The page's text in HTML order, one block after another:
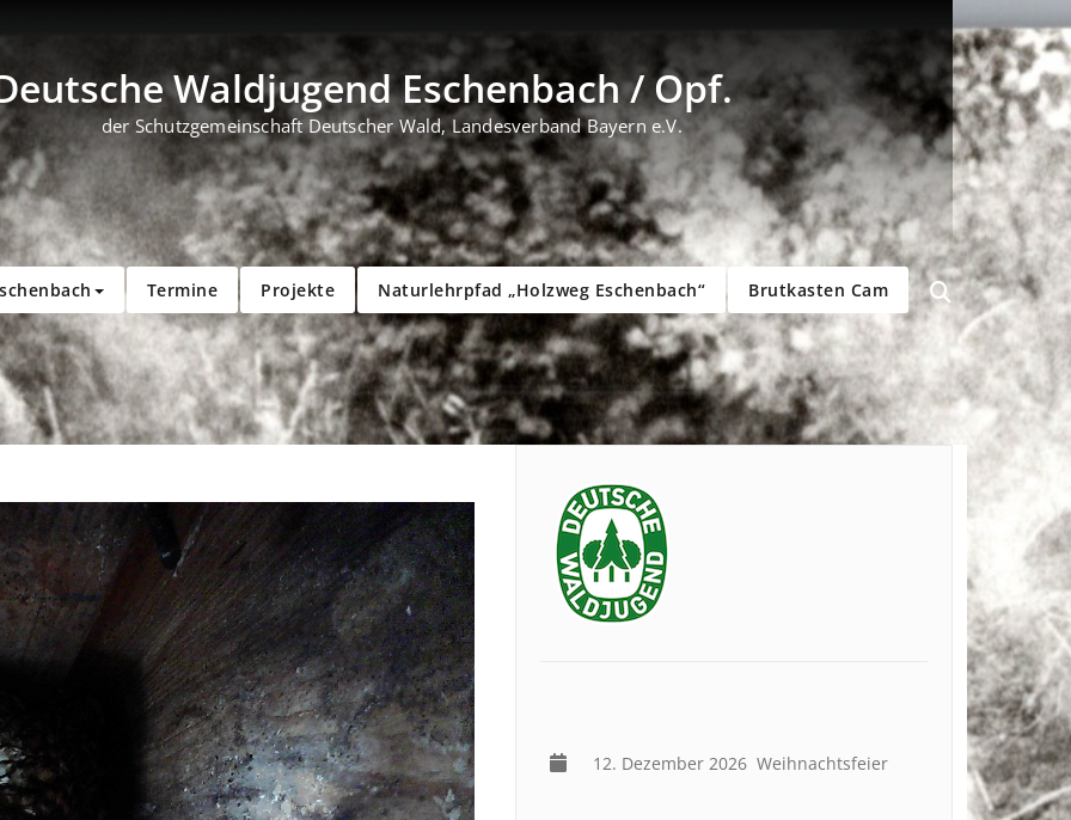
Waldjugend Eschenbach / Opf.
der Schutzgemeinschaft Deutscher Wald, Landesverband Bayern e.V.
Termine Projekte Naturlehrpfad „Holzweg Eschenbach“ Brutkasten Cam
12. Dezember 2026 Weihnachtsfeier